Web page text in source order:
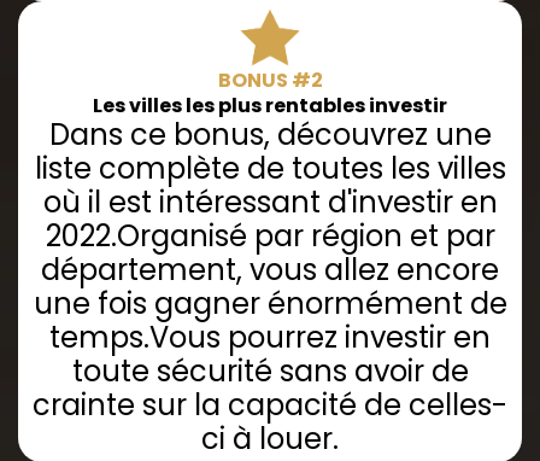
BONUS #2
Les villes les plus rentables investir
Dans ce bonus, découvrez une
liste complète de toutes les villes
où il est intéressant d'investir en
2022.Organisé par région et par
département, vous allez encore
une fois gagner énormément de
temps.Vous pourrez investir en
toute sécurité sans avoir de
crainte sur la capacité de celles-
ci à louer.